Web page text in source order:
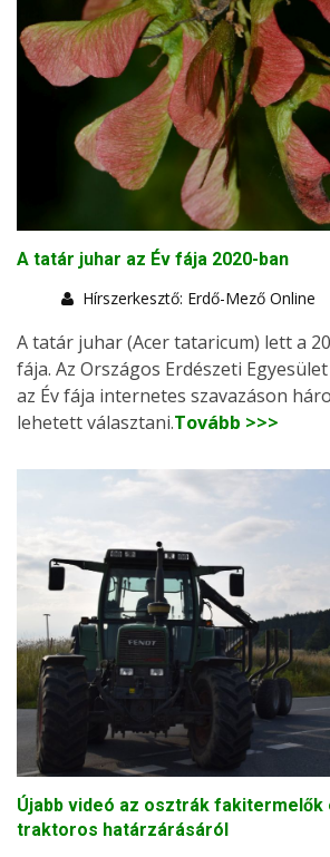
A tatár juhar az Év fája 2020-ban
Hírszerkesztő: Erdő-Mező Online
A tatár juhar (Acer tataricum) lett a
fája. Az Országos Erdészeti
az Év fája internetes szavazáson
lehetett választani.Tovább >>>
Újabb videó az osztrák
traktoros határzárásáról